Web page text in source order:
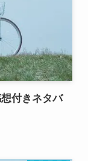
付きネタバ